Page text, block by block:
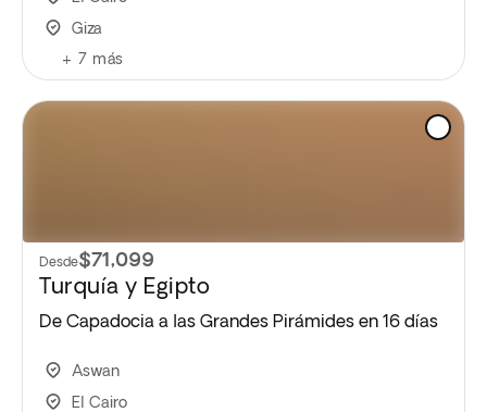
Giza
+ 7 más
Desde$71,099
Turquía y Egipto
De Capadocia a las Grandes Pirámides en 16 días
Aswan
El Cairo